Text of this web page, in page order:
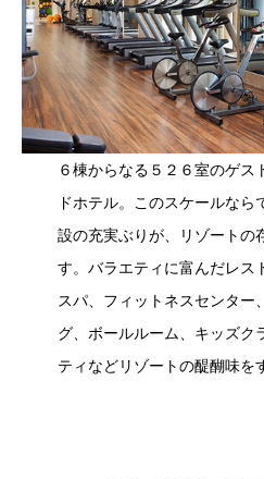
６棟からなる５２６室のゲス
ドホテル。このスケールな
設の充実ぶりが、リゾートの
す。バラエティに富んだレス
スパ、フィットネスセンター
グ、ボールルーム、キッズク
ティなどリゾートの醍醐味を